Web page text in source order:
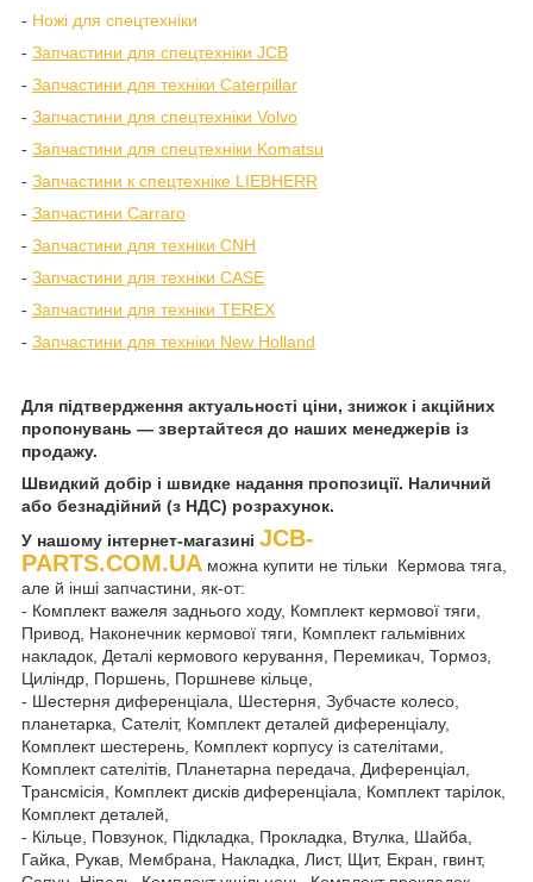
- Ножі для спецтехніки
- Запчастини для спецтехніки JCB
- Запчастини для техніки Caterpillar
- Запчастини для спецтехніки Volvo
- Запчастини для спецтехніки Komatsu
- Запчастини к спецтехніке LIEBHERR
- Запчастини Carraro
- Запчастини для техніки CNH
- Запчастини для техніки CASE
- Запчастини для техніки TEREX
- Запчастини для техніки New Holland
Для підтвердження актуальності ціни, знижок і акційних
пропонувань — звертайтеся до наших менеджерів із
продажу.
Швидкий добір і швидке надання пропозиції. Наличний
або безнадійний (з НДС) розрахунок.
У нашому інтернет-магазині JCB-
PARTS.COM.UA можна купити не тільки Кермова тяга,
але й інші запчастини, як-от:
- Комплект важеля заднього ходу, Комплект кермової тяги,
Привод, Наконечник кермової тяги, Комплект гальмівних
накладок, Деталі кермового керування, Перемикач, Тормоз,
Циліндр, Поршень, Поршневе кільце,
- Шестерня диференціала, Шестерня, Зубчасте колесо,
планетарка, Сателіт, Комплект деталей диференціалу,
Комплект шестерень, Комплект корпусу із сателітами,
Комплект сателітів, Планетарна передача, Диференціал,
Трансмісія, Комплект дисків диференціала, Комплект тарілок,
Комплект деталей,
- Кільце, Повзунок, Підкладка, Прокладка, Втулка, Шайба,
Гайка, Рукав, Мембрана, Накладка, Лист, Щит, Екран, гвинт,